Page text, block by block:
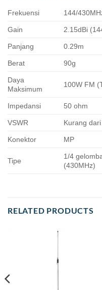
Frekuensi 144/
Gain 2.15dBi
Panjang 0.29m
Berat 90g
Daya
Maksimum
100W FM
Impedansi 50 ohm
VSWR Kurang
Konektor MP
Tipe
1/4
(430MHz)
RELATED PRODUCTS